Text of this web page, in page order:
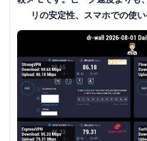
リの安定性、スマホでの使